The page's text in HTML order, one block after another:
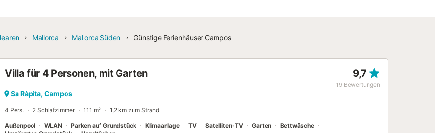
Mallorca Mallorca Süden Günstige Ferienhäuser Campos
Villa für 4 Personen, mit Garten 9,7
19 Bewertungen
Sa Ràpita, Campos
4 Pers. 2 Schlafzimmer 111 m² 1,2 km zum Strand
Außenpool WLAN Parken auf Grundstück Klimaanlage TV Satelliten-TV Garten
Bettwäsche